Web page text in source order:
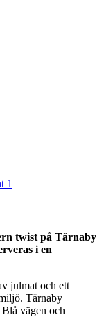
twist på Tärnaby
i en
julmat och ett
Tärnaby
vägen och